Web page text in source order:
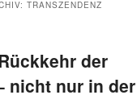
TRANSZENDENZ
der
nicht nur in der